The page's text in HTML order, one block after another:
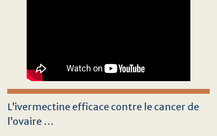
L’ivermectine efficace contre le cancer de
l’ovaire …